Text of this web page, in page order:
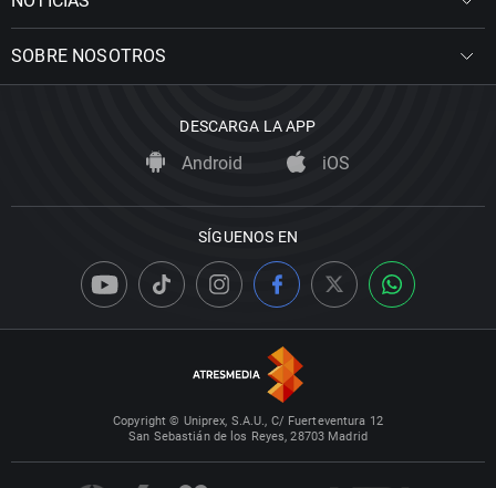
SOBRE NOSOTROS
DESCARGA LA APP
Android iOS
SÍGUENOS EN
Copyright © Uniprex, S.A.U., C/ Fuerteventura 12
San Sebastián de los Reyes, 28703 Madrid